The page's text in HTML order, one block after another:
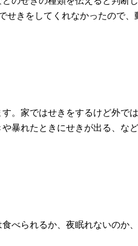
せきをしてくれなかったので、
。家ではせきをするけど外で
暴れたときにせきが出る、な
べられるか、夜眠れないのか